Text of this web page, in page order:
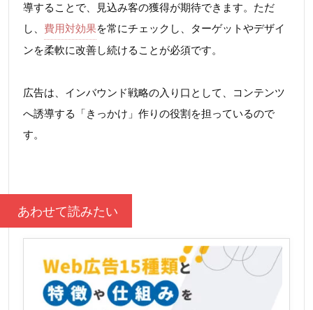
導することで、見込み客の獲得が期待できます。ただ
し、 費用対効果を常にチェックし、ターゲットやデザイ
ンを柔軟に改善し続けることが必須です。
広告は、インバウンド戦略の入り口として、コンテンツ
へ誘導する「きっかけ」作りの役割を担っているので
す。
あわせて読みたい